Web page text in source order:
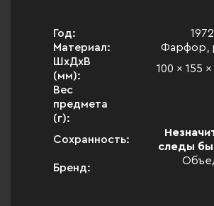
Год:
Материал:
Фарфор,
ШхДхВ
(мм):
100 x 155 x
Вес
предмета
(г):
Сохранность:
следы
Бренд: